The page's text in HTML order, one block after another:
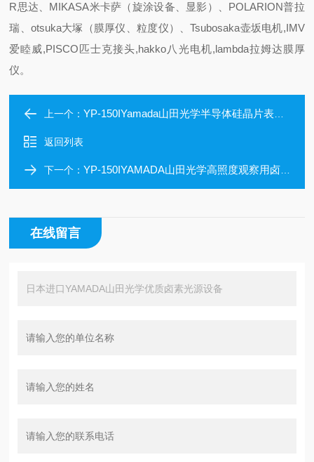
R思达、MIKASA米卡萨（旋涂设备、显影）、POLARION普拉
瑞、otsuka大塚（膜厚仪、粒度仪）、Tsubosaka壶坂电机,IMV
爱睦威,PISCO匹士克接头,hakko八光电机,lambda拉姆达膜厚
仪。
上一个：YP-150IYamada山田光学半导体硅晶片表面瑕疵检查灯
返回列表
下一个：YP-150IYAMADA山田光学高照度观察用卤素灯
在线留言